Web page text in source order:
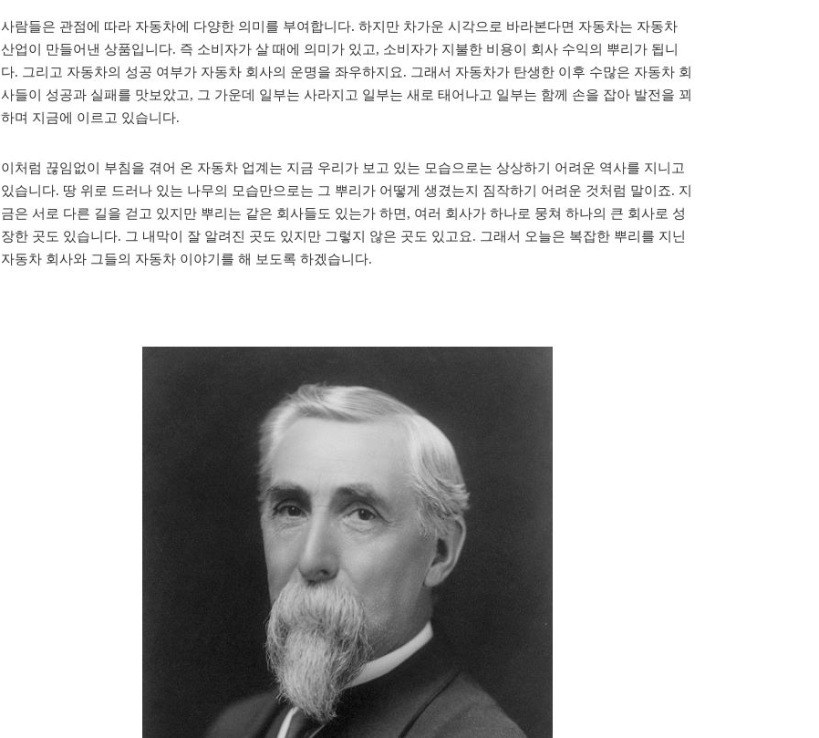
사람들은 관점에 따라 자동차에 다양한 의미를 부여합니다. 하지만 차가운 시각으로 바라본다면 자동차는 자동차
산업이 만들어낸 상품입니다. 즉 소비자가 살 때에 의미가 있고, 소비자가 지불한 비용이 회사 수익의 뿌리가 됩니
다. 그리고 자동차의 성공 여부가 자동차 회사의 운명을 좌우하지요. 그래서 자동차가 탄생한 이후 수많은 자동차 회
사들이 성공과 실패를 맛보았고, 그 가운데 일부는 사라지고 일부는 새로 태어나고 일부는 함께 손을 잡아 발전을 꾀
하며 지금에 이르고 있습니다.
이처럼 끊임없이 부침을 겪어 온 자동차 업계는 지금 우리가 보고 있는 모습으로는 상상하기 어려운 역사를 지니고
있습니다. 땅 위로 드러나 있는 나무의 모습만으로는 그 뿌리가 어떻게 생겼는지 짐작하기 어려운 것처럼 말이죠. 지
금은 서로 다른 길을 걷고 있지만 뿌리는 같은 회사들도 있는가 하면, 여러 회사가 하나로 뭉쳐 하나의 큰 회사로 성
장한 곳도 있습니다. 그 내막이 잘 알려진 곳도 있지만 그렇지 않은 곳도 있고요. 그래서 오늘은 복잡한 뿌리를 지닌
자동차 회사와 그들의 자동차 이야기를 해 보도록 하겠습니다.